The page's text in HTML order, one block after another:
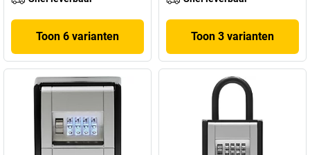
Toon 6 varianten Toon 3 varianten